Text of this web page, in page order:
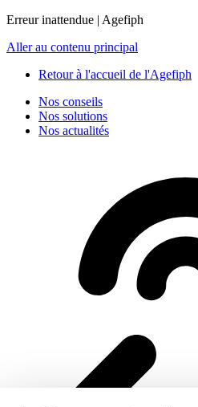
Erreur inattendue | Agefiph
Aller au contenu principal
Retour à l'accueil de l'Agefiph
Nos conseils
Nos solutions
Nos actualités